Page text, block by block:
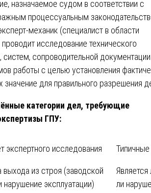
назначаемое судом в соответствии с
процессуальным
механик (специалист в области
исследование технического
систем, сопроводительной
работы с целью установления
для правильного разрешения
категории дел, требующие
ГПУ:
экспертного исследования
выхода из строя (заводской
нарушение эксплуатации)
ли